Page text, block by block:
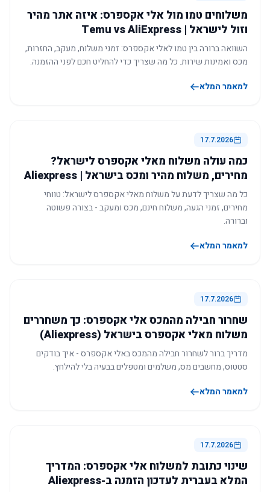
משלוחים טמו מול אלי אקספרס: איזה אתר מהיר
וזול לישראל | Temu vs AliExpress
השוואה ברורה בין טמו לאלי אקספרס: זמני משלוח, מעקב, החזרות,
מכס ואמינות שירות. כל מה שצריך כדי להחליט חכם לפני ההזמנה.
למאמר המלא
17.7.2026
כמה עולה משלוח מאלי אקספרס לישראל?
מחירים, משלוח מהיר ומכס בישראל | Aliexpress
כל מה שצריך לדעת על משלוח מאלי אקספרס לישראל: טווחי
מחירים, זמני הגעה, משלוח חינם, מכס ומעקב - בצורה פשוטה
וברורה.
למאמר המלא
17.7.2026
שחרור חבילה מהמכס אלי אקספרס: כך משחררים
משלוח מאלי אקספרס בישראל (Aliexpress)
מדריך ברור לשחרור חבילה מהמכס באלי אקספרס - איך בודקים
סטטוס, מחשבים מס, משלמים ומטפלים בבעיה בלי להילחץ.
למאמר המלא
17.7.2026
שינוי כתובת למשלוח אלי אקספרס: המדריך
המלא בעברית לעדכון הזמנה ב-Aliexpress